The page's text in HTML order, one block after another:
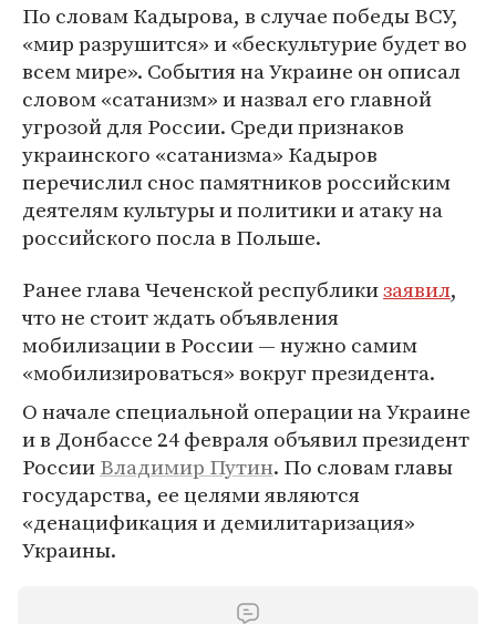
По словам Кадырова, в случае победы ВСУ,
«мир разрушится» и «бескультурие будет во
всем мире». События на Украине он описал
словом «сатанизм» и назвал его главной
угрозой для России. Среди признаков
украинского «сатанизма» Кадыров
перечислил снос памятников российским
деятелям культуры и политики и атаку на
российского посла в Польше.
Ранее глава Чеченской республикизаявил,
что не стоит ждать объявления
мобилизации в России — нужно самим
«мобилизироваться» вокруг президента.
О начале специальной операции на Украине
и в Донбассе 24 февраля объявил президент
РоссииВладимир Путин. По словам главы
государства, ее целями являются
«денацификация и демилитаризация»
Украины.